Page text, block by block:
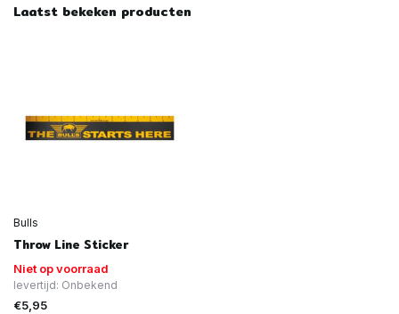
Laatst bekeken producten
Bulls
Throw Line Sticker
Niet op voorraad
levertijd: Onbekend
€5,95